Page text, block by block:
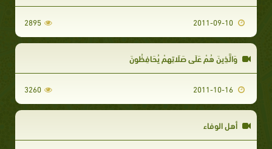
2895
وَالَّذِينَ هُمْ عَلَى صَلَاتِهِمْ يُحَافِظُونَ
3260
أهل الوفاء